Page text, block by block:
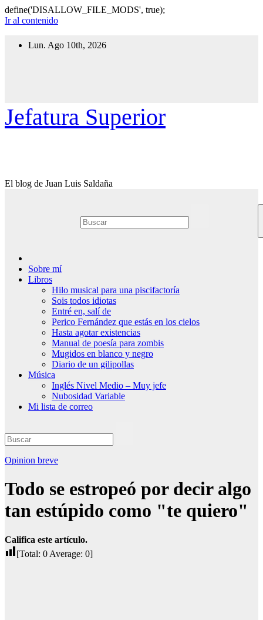
define('DISALLOW_FILE_MODS', true);
Ir al contenido
Lun. Ago 10th, 2026
Jefatura Superior
El blog de Juan Luis Saldaña
Sobre mí
Libros
Hilo musical para una piscifactoría
Sois todos idiotas
Entré en, salí de
Perico Fernández que estás en los cielos
Hasta agotar existencias
Manual de poesía para zombis
Mugidos en blanco y negro
Diario de un gilipollas
Música
Inglés Nivel Medio – Muy jefe
Nubosidad Variable
Mi lista de correo
Opinion breve
Todo se estropeó por decir algo
tan estúpido como "te quiero"
Califica este artículo.
[Total: 0 Average: 0]